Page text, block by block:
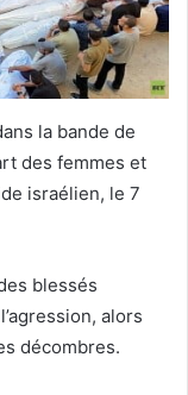
la bande de
des femmes et
israélien, le 7
blessés
alors
décombres.